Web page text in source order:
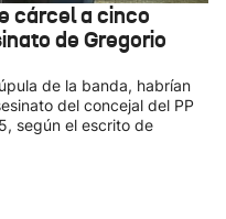
cárcel a cinco
de Gregorio
de la banda, habrían
del concejal del PP
según el escrito de